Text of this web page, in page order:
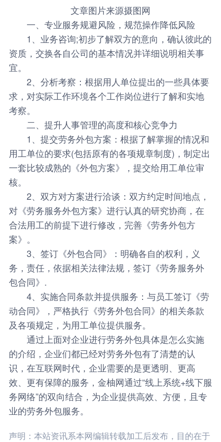
文章图片来源摄图网
一、专业服务规避风险，规范操作降低风险
1、业务咨询;初步了解双方的意向，确认彼此的
资质，交换各自公司的基本情况并详细说明相关事
宜。
2、分析考察：根据用人单位提出的一些具体要
求，对实际工作环境各个工作岗位进行了解和实地
考察。
二、提升人事管理的高度和核心竞争力
1、提交劳务外包方案 ：根据了解掌握的情况和
用工单位的要求(包括原有的各项规章制度)，制定出
一套比较成熟的《外包方案》，提交给用工单位审
核。
2、双方对方案进行洽谈：双方约定时间地点，
对《劳务服务外包方案》进行认真的研究协商，在
合法用工的前提下进行修改，完善《劳务外包方
案》。
3、签订《外包合同》：明确各自的权利，义
务，责任，依据相关法律法规，签订《劳务服务外
包合同》.
4、实施合同条款并提供服务：与员工签订《劳
动合同》，严格执行《劳务外包合同》的相关条款
及各项规定，为用工单位提供服务。
通过上面对企业进行劳务外包具体是怎么实施
的介绍，企业们都已经对劳务外包有了清楚的认
识，在互联网时代，企业需要的是更透明、更高
效、更有保障的服务， 金柚网通过“线上系统+线下服
务网络”的双向结合，为企业提供高效、方便，且专
业的劳务外包服务。
声明：本站资讯系本网编辑转载加工后发布，目的在于